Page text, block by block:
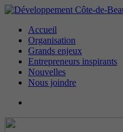
Accueil
Organisation
Grands enjeux
Entrepreneurs inspirants
Nouvelles
Nous joindre